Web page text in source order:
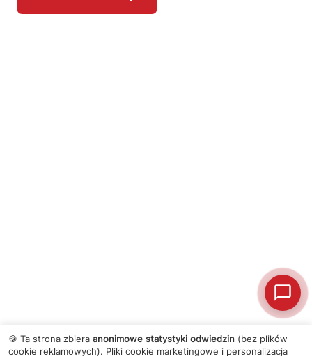
🍪 Ta strona zbiera anonimowe statystyki odwiedzin (bez plików
cookie reklamowych). Pliki cookie marketingowe i personalizacja